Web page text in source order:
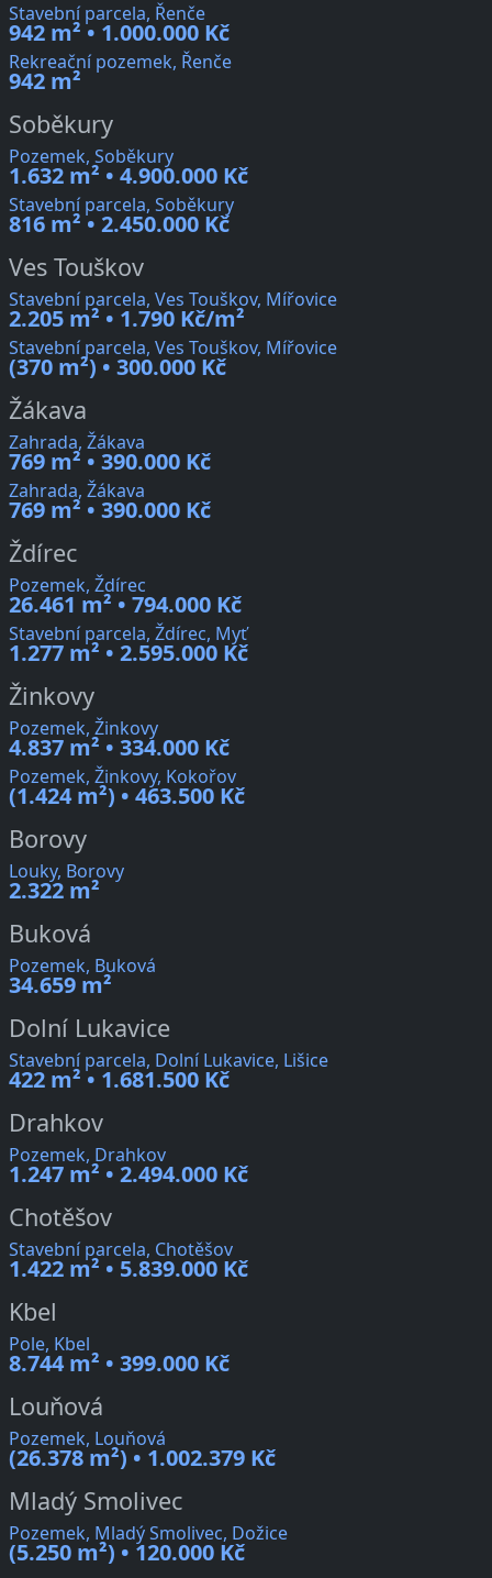
Stavební parcela, Řenče
942 m² • 1.000.000 Kč
Rekreační pozemek, Řenče
942 m²
Soběkury
Pozemek, Soběkury
1.632 m² • 4.900.000 Kč
Stavební parcela, Soběkury
816 m² • 2.450.000 Kč
Ves Touškov
Stavební parcela, Ves Touškov, Mířovice
2.205 m² • 1.790 Kč/m²
Stavební parcela, Ves Touškov, Mířovice
(370 m²) • 300.000 Kč
Žákava
Zahrada, Žákava
769 m² • 390.000 Kč
Zahrada, Žákava
769 m² • 390.000 Kč
Ždírec
Pozemek, Ždírec
26.461 m² • 794.000 Kč
Stavební parcela, Ždírec, Myť
1.277 m² • 2.595.000 Kč
Žinkovy
Pozemek, Žinkovy
4.837 m² • 334.000 Kč
Pozemek, Žinkovy, Kokořov
(1.424 m²) • 463.500 Kč
Borovy
Louky, Borovy
2.322 m²
Buková
Pozemek, Buková
34.659 m²
Dolní Lukavice
Stavební parcela, Dolní Lukavice, Lišice
422 m² • 1.681.500 Kč
Drahkov
Pozemek, Drahkov
1.247 m² • 2.494.000 Kč
Chotěšov
Stavební parcela, Chotěšov
1.422 m² • 5.839.000 Kč
Kbel
Pole, Kbel
8.744 m² • 399.000 Kč
Louňová
Pozemek, Louňová
(26.378 m²) • 1.002.379 Kč
Mladý Smolivec
Pozemek, Mladý Smolivec, Dožice
(5.250 m²) • 120.000 Kč